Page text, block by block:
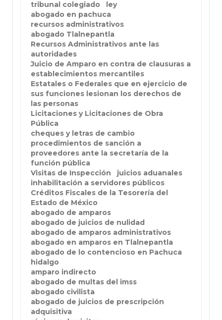
tribunal colegiado
ley
abogado en pachuca
recursos administrativos
abogado Tlalnepantla
Recursos Administrativos ante las
autoridades
Juicio de Amparo en contra de clausuras a
establecimientos mercantiles
Estatales o Federales que en ejercicio de
sus funciones lesionan los derechos de
las personas
Licitaciones y Licitaciones de Obra
Pública
cheques y letras de cambio
procedimientos de sanción a
proveedores ante la secretaría de la
función pública
Visitas de Inspección
juicios aduanales
inhabilitación a servidores públicos
Créditos Fiscales de la Tesorería del
Estado de México
abogado de amparos
abogado de juicios de nulidad
abogado de amparos administrativos
abogado en amparos en Tlalnepantla
abogado de lo contencioso en Pachuca
hidalgo
amparo indirecto
abogado de multas del imss
abogado civilista
abogado de juicios de prescripción
adquisitiva